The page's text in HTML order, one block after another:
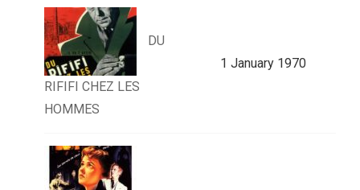
DU
RIFIFI CHEZ LES
HOMMES
1 January 1970